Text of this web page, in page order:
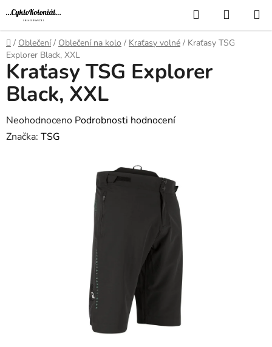
Přejít
na
obsah
Hledat
KOŠÍK
Domů
/ Oblečení / Oblečení na kolo / Kraťasy volné / Kraťasy TSG
Explorer Black, XXL
Kraťasy TSG Explorer
Black, XXL
Průměrné
hodnocení
Neohodnoceno Podrobnosti hodnocení
Značka: TSG